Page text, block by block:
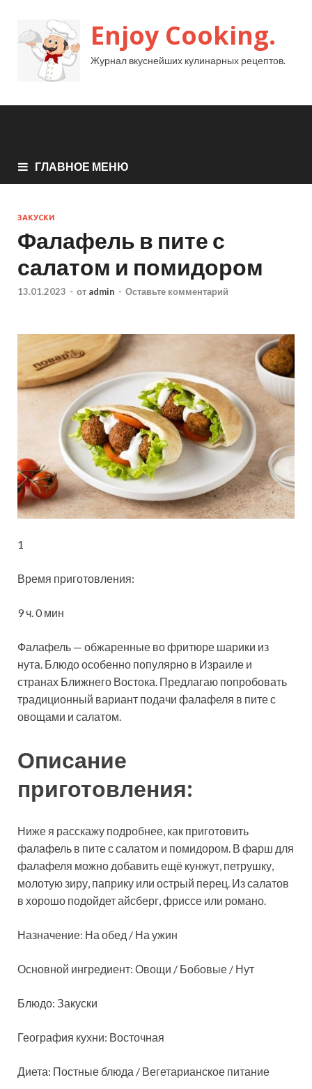
Enjoy Cooking.
Журнал вкуснейших кулинарных рецептов.
ГЛАВНОЕ МЕНЮ
ЗАКУСКИ
Фалафель в пите с
салатом и помидором
13.01.2023 - от admin - Оставьте комментарий
1
Время приготовления:
9 ч.0 мин
Фалафель — обжаренные во фритюре шарики из
нута. Блюдо особенно популярно в Израиле и
странах Ближнего Востока. Предлагаю попробовать
традиционный вариант подачи фалафеля в пите с
овощами и салатом.
Описание
приготовления:
Ниже я расскажу подробнее, как приготовить
фалафель в пите с салатом и помидором. В фарш для
фалафеля можно добавить ещё кунжут, петрушку,
молотую зиру, паприку или острый перец. Из салатов
в хорошо подойдет айсберг, фриссе или романо.
Назначение: На обед / На ужин
Основной ингредиент: Овощи / Бобовые / Нут
Блюдо: Закуски
География кухни: Восточная
Диета: Постные блюда / Вегетарианское питание